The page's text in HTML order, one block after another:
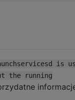
is
the running